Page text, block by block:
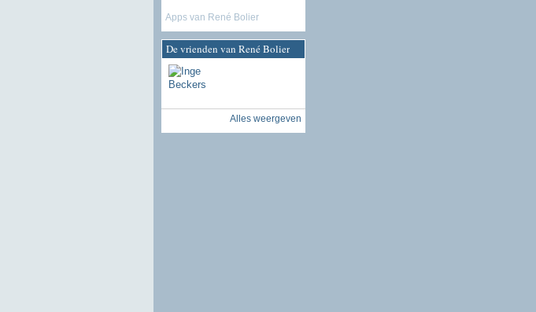
Apps van René Bolier
De vrienden van René Bolier
Alles weergeven